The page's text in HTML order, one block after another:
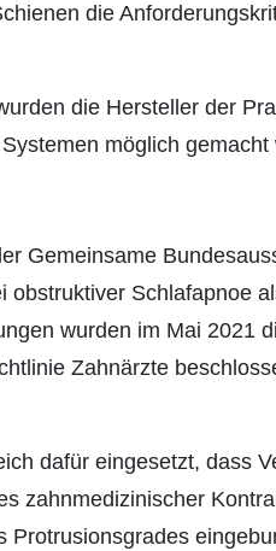
die
die Hersteller der
möglich gemacht
Gemeinsame
Schlafapnoe
wurden im Mai 2021
Zahnärzte
dafür eingesetzt, dass
zahnmedizinischer